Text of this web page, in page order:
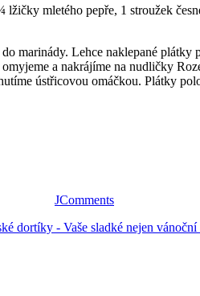
mletého pepře, 1 stroužek
marinády. Lehce naklepané
a nakrájíme na nudličky
ústřicovou omáčkou. Plátky
JComments